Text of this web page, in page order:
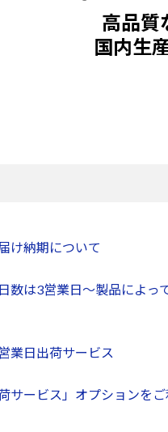
高品質
国内生
け納期について
数は3営業日～製品によっ
業日出荷サービス
荷サービス」オプションを